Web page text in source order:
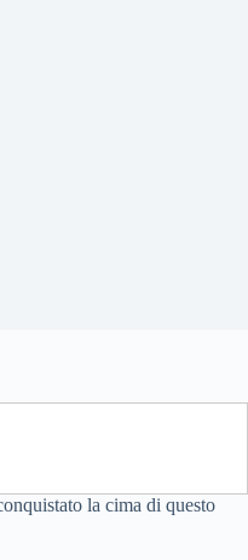
la cima di questo